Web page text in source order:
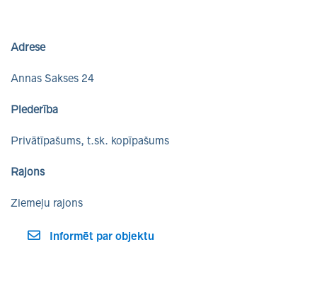
Adrese
Annas Sakses 24
Piederība
Privātīpašums, t.sk. kopīpašums
Rajons
Ziemeļu rajons
Informēt par objektu